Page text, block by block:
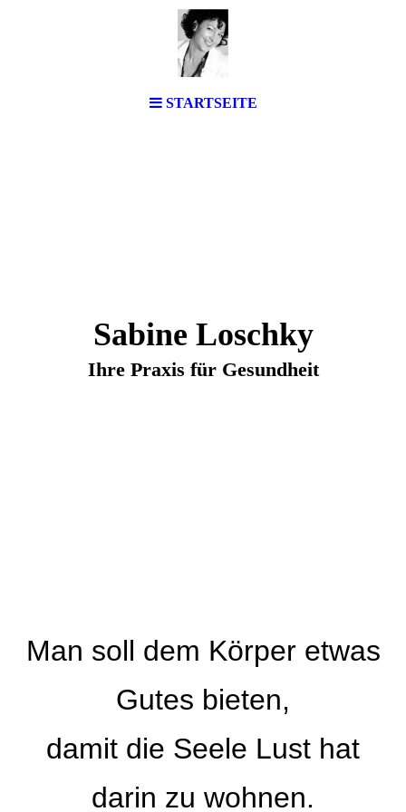
STARTSEITE
Sabine Loschky
Ihre Praxis für Gesundheit
Man soll dem Körper etwas
Gutes bieten,
damit die Seele Lust hat
darin zu wohnen.